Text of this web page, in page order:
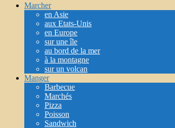
Marcher
en Asie
aux Etats-Unis
en Europe
sur une île
au bord de la mer
à la montagne
sur un volcan
Manger
Barbecue
Marchés
Pizza
Poisson
Sandwich